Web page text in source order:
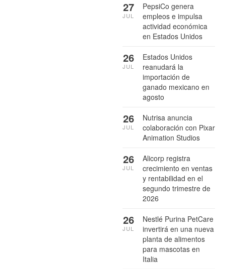
PepsiCo genera
empleos e impulsa
actividad económica
en Estados Unidos
27
JUL
Estados Unidos
reanudará la
importación de
ganado mexicano en
agosto
26
JUL
Nutrisa anuncia
colaboración con Pixar
Animation Studios
26
JUL
Alicorp registra
crecimiento en ventas
y rentabilidad en el
segundo trimestre de
2026
26
JUL
Nestlé Purina PetCare
invertirá en una nueva
planta de alimentos
para mascotas en
Italia
26
JUL